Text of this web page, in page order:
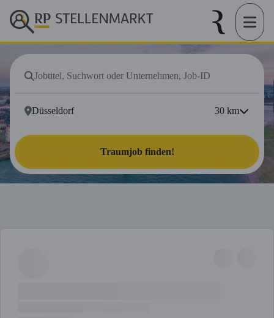
30 km
Traumjob finden!